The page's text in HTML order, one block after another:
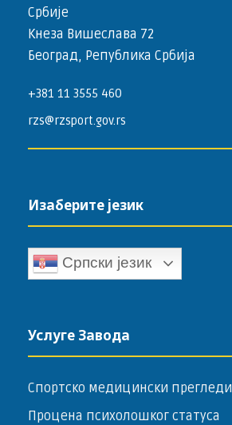
Србије
Кнеза Вишеслава 72
Београд, Република Србија
+381 11 3555 460
rzs@rzsport.gov.rs
Изаберите језик
Српски језик
Услуге Завода
Спортско медицински прегледи
Процена психолошког статуса